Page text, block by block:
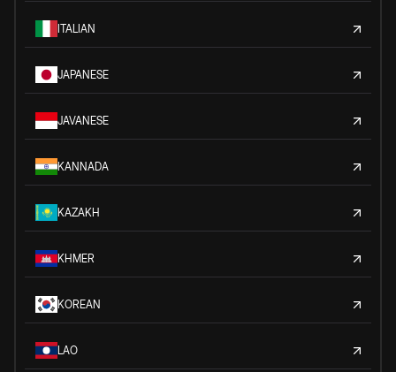
ITALIAN
JAPANESE
JAVANESE
KANNADA
KAZAKH
KHMER
KOREAN
LAO